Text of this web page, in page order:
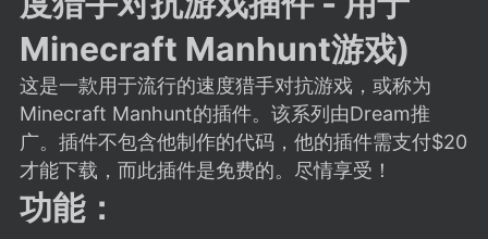
教程 材质 社区
潮涌核心
永久赞助者
11-27 02:06
议贴】SodaMC 的改进与建议 🧃
Minecraft Manhunt游戏)
这是一款用于流行的速度猎手对抗游戏，或称为
Minecraft Manhunt的插件。该系列由Dream推
广。插件不包含他制作的代码，他的插件需支付$20
才能下载，而此插件是免费的。尽情享受！
功能：